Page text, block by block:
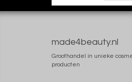
made4beauty.nl
Groothandel in unieke
producten